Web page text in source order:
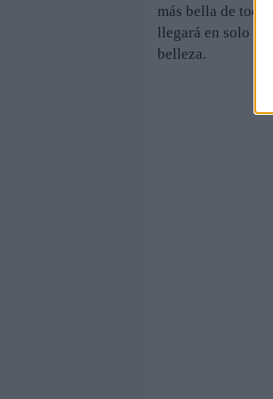
más bella de
llegará en solo
belleza.